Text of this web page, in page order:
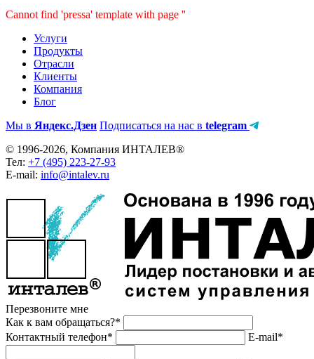
Cannot find 'pressa' template with page ''
Услуги
Продукты
Отрасли
Клиенты
Компания
Блог
Мы в Яндекс.Дзен Подписаться на нас в telegram
© 1996-2026, Компания ИНТАЛЕВ®
Тел: +7 (495) 223-27-93
E-mail: info@intalev.ru
Перезвоните мне
Как к вам обращаться?*
Контактный телефон*
E-mail*